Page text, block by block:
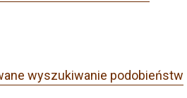
wyszukiwanie podobieństw